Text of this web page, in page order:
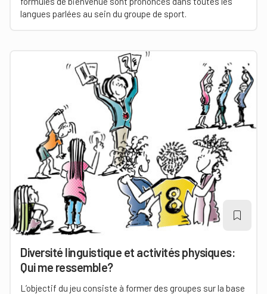
langues parlées au sein du groupe de sport.
Diversité linguistique et activités physiques:
Qui me ressemble?
L’objectif du jeu consiste à former des groupes sur la base